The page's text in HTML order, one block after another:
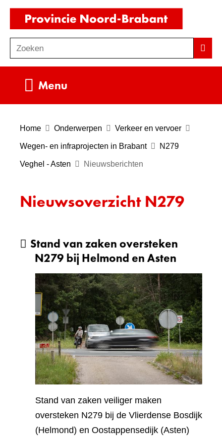
Ga
de
inhoud
o
e
Zoeken
Menu
Home Onderwerpen Verkeer en vervoer
Wegen- en infraprojecten in Brabant N279
Veghel - Asten Nieuwsberichten
Nieuwsoverzicht N279
Stand van zaken oversteken
N279 bij Helmond en Asten
Stand van zaken veiliger maken
oversteken N279 bij de Vlierdense Bosdijk
(Helmond) en Oostappensedijk (Asten)